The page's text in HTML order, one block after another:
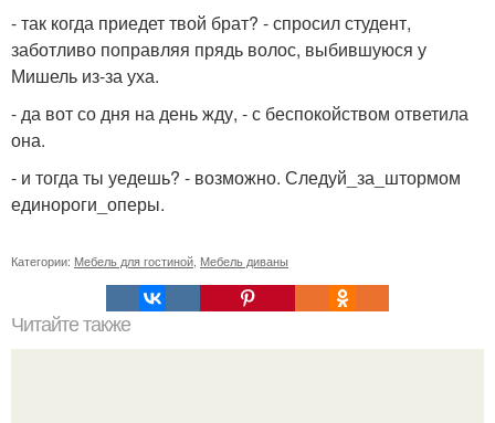
- так когда приедет твой брат? - спросил студент,
заботливо поправляя прядь волос, выбившуюся у
Мишель из-за уха.
- да вот со дня на день жду, - с беспокойством ответила
она.
- и тогда ты уедешь? - возможно. Следуй_за_штормом
единороги_оперы.
Категории: Мебель для гостиной, Мебель диваны
Читайте также